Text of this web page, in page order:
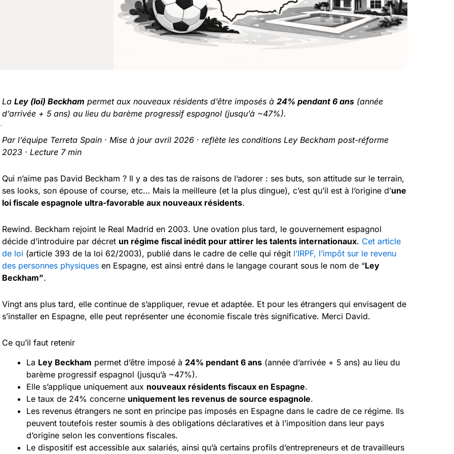
La Ley (loi) Beckham permet aux nouveaux résidents d’être imposés à 24% pendant 6 ans (année
d’arrivée + 5 ans) au lieu du barème progressif espagnol (jusqu’à ~47%).
Par l’équipe Terreta Spain · Mise à jour avril 2026 · reflète les conditions Ley Beckham post-réforme
2023 · Lecture 7 min
Qui n’aime pas David Beckham ? Il y a des tas de raisons de l’adorer : ses buts, son attitude sur le terrain,
ses looks, son épouse of course, etc… Mais la meilleure (et la plus dingue), c’est qu’il est à l’origine d’une
loi fiscale espagnole ultra-favorable aux nouveaux résidents.
Rewind. Beckham rejoint le Real Madrid en 2003. Une ovation plus tard, le gouvernement espagnol
décide d’introduire par décret un régime fiscal inédit pour attirer les talents internationaux. Cet article
de loi (article 393 de la loi 62/2003), publié dans le cadre de celle qui régit l’IRPF, l’impôt sur le revenu
des personnes physiques en Espagne, est ainsi entré dans le langage courant sous le nom de “Ley
Beckham”.
Vingt ans plus tard, elle continue de s’appliquer, revue et adaptée. Et pour les étrangers qui envisagent de
s’installer en Espagne, elle peut représenter une économie fiscale très significative. Merci David.
Ce qu’il faut retenir
La Ley Beckham permet d’être imposé à 24% pendant 6 ans (année d’arrivée + 5 ans) au lieu du
barème progressif espagnol (jusqu’à ~47%).
Elle s’applique uniquement aux nouveaux résidents fiscaux en Espagne.
Le taux de 24% concerne uniquement les revenus de source espagnole.
Les revenus étrangers ne sont en principe pas imposés en Espagne dans le cadre de ce régime. Ils
peuvent toutefois rester soumis à des obligations déclaratives et à l’imposition dans leur pays
d’origine selon les conventions fiscales.
Le dispositif est accessible aux salariés, ainsi qu’à certains profils d’entrepreneurs et de travailleurs